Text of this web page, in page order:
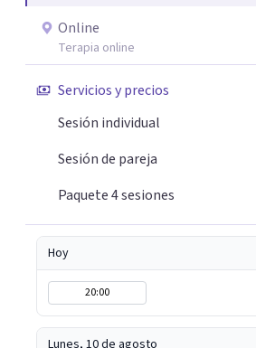
Online
Terapia online
Servicios y precios
Sesión individual
Sesión de pareja
Paquete 4 sesiones
Hoy
20:00
Lunes, 10 de agosto